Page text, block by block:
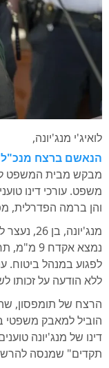
לואיג'י מנג'יונה,
הנאשם ברצח מנכ"ל UnitedHealthcare בריאן תומפסון
מבקש מבית המשפט
משפט. עורכי דינו
והן ברמה הפדרלית,
נמצא
לפגוע במנהל ביטוח.
ללא הודעה על זכותו
הוביל למאבק משפטי
דינו של מנג'יונה
תקדים" שמנסה